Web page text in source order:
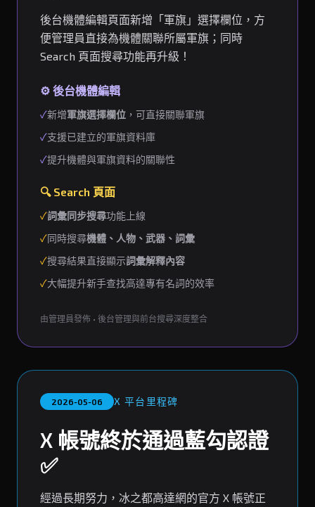
後台機體編輯頁面新增「軍旗」選擇欄位，方
便管理員直接為機體關聯所屬軍旗；同時
Search 頁面搜尋功能再升級！
⚙️ 後台機體編輯
✓新增軍旗選擇欄位 ，可直接關聯軍旗
✓支援已建立的軍旗資料庫
✓提升機體與軍旗資料的關聯性
🔍 Search 頁面
✓詞彙同步搜尋功能上線
✓同時搜尋機體、人物、武器、詞彙
✓搜尋結果直接顯示詞彙解釋內容
✓大幅提升新手查找高達專有名詞的效率
由管理員發佈 • 後台管理與前台搜尋深度整合
2026-05-06 X 平台里程碑
X 帳號終於通過藍勾認證
✅
經過長期努力，冰之都高達網的官方 X 帳號正